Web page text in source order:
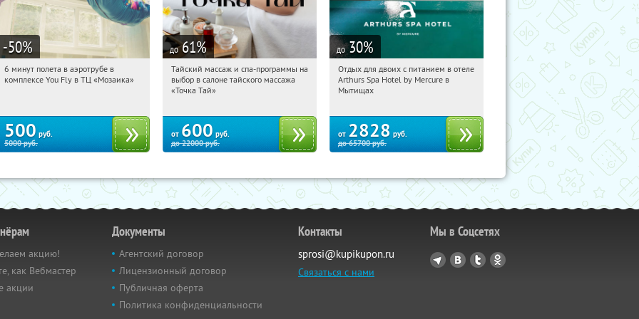
-50%
13:23:06 Купили:
6 минут полета в аэротрубе в
комплексе You Fly в ТЦ «Мозаика»
500 руб.
5000руб.
до 61%
13:23:06 Купили: 23
Чертановская
Тайский массаж и спа-программы на
выбор в салоне тайского массажа
«Точка Тай»
от 600 руб.
до22000руб.
до 30%
13:23:06
Купи первым!
Московская обл., г. Мытищи, д.
Отдых для двоих с питанием в отеле
Arthurs Spa Hotel by Mercure в
Мытищах
от 2828 руб.
до65700руб.
акцию!
как Вебмастер
акции
Документы
Агентский договор
Лицензионный договор
Публичная оферта
Политика конфиденциальности
Контакты
sprosi@kupikupon.ru
Связаться с нами
Мы в Соцсетях